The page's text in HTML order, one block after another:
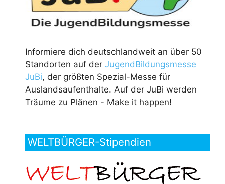
Informiere dich deutschlandweit an über 50
Standorten auf der JugendBildungsmesse
JuBi, der größten Spezial-Messe für
Auslandsaufenthalte. Auf der JuBi werden
Träume zu Plänen - Make it happen!
WELTBÜRGER-Stipendien